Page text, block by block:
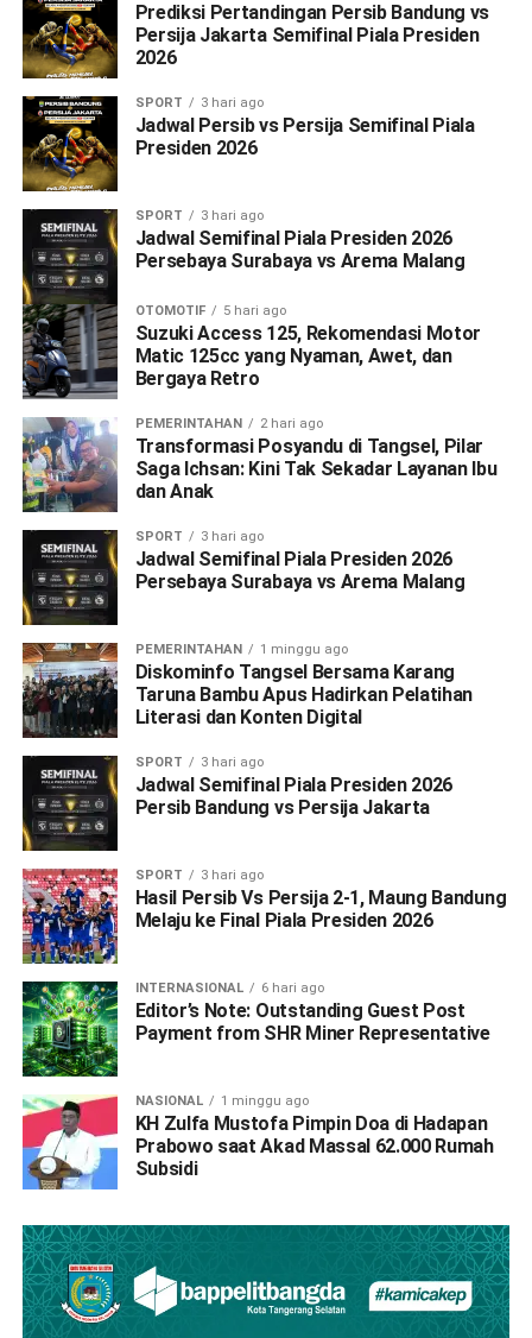
Prediksi Pertandingan Persib Bandung vs
Persija Jakarta Semifinal Piala Presiden
2026
SPORT 3 hari ago
Jadwal Persib vs Persija Semifinal Piala
Presiden 2026
SPORT 3 hari ago
Jadwal Semifinal Piala Presiden 2026
Persebaya Surabaya vs Arema Malang
OTOMOTIF 5 hari ago
Suzuki Access 125, Rekomendasi Motor
Matic 125cc yang Nyaman, Awet, dan
Bergaya Retro
PEMERINTAHAN 2 hari ago
Transformasi Posyandu di Tangsel, Pilar
Saga Ichsan: Kini Tak Sekadar Layanan Ibu
dan Anak
SPORT 3 hari ago
Jadwal Semifinal Piala Presiden 2026
Persebaya Surabaya vs Arema Malang
PEMERINTAHAN 1 minggu ago
Diskominfo Tangsel Bersama Karang
Taruna Bambu Apus Hadirkan Pelatihan
Literasi dan Konten Digital
SPORT 3 hari ago
Jadwal Semifinal Piala Presiden 2026
Persib Bandung vs Persija Jakarta
SPORT 3 hari ago
Hasil Persib Vs Persija 2-1, Maung Bandung
Melaju ke Final Piala Presiden 2026
INTERNASIONAL 6 hari ago
Editor’s Note: Outstanding Guest Post
Payment from SHR Miner Representative
NASIONAL 1 minggu ago
KH Zulfa Mustofa Pimpin Doa di Hadapan
Prabowo saat Akad Massal 62.000 Rumah
Subsidi